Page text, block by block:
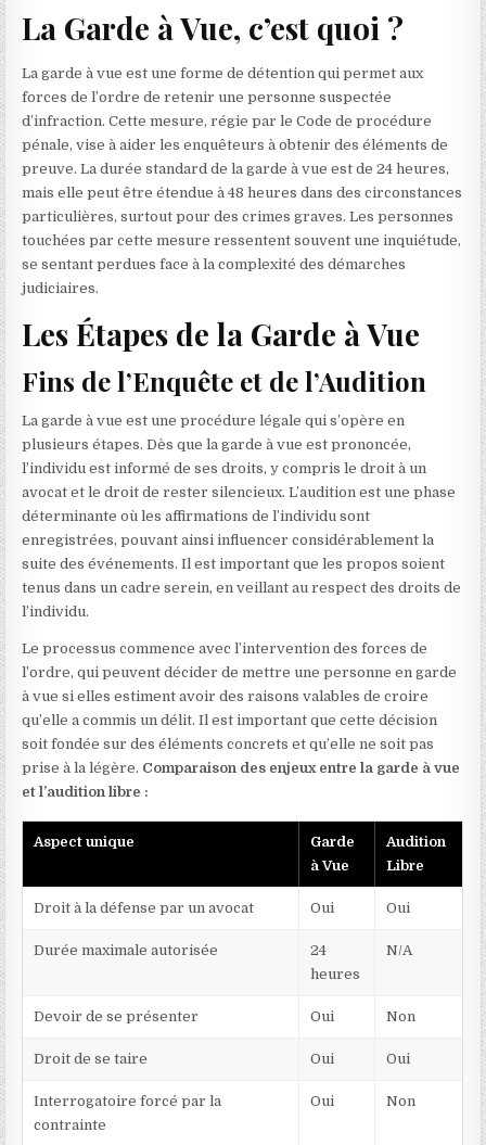
La Garde à Vue, c’est quoi ?
La garde à vue est une forme de détention qui permet aux
forces de l’ordre de retenir une personne suspectée
d’infraction. Cette mesure, régie par le Code de procédure
pénale, vise à aider les enquêteurs à obtenir des éléments de
preuve. La durée standard de la garde à vue est de 24 heures,
mais elle peut être étendue à 48 heures dans des circonstances
particulières, surtout pour des crimes graves. Les personnes
touchées par cette mesure ressentent souvent une inquiétude,
se sentant perdues face à la complexité des démarches
judiciaires.
Les Étapes de la Garde à Vue
Fins de l’Enquête et de l’Audition
La garde à vue est une procédure légale qui s’opère en
plusieurs étapes. Dès que la garde à vue est prononcée,
l’individu est informé de ses droits, y compris le droit à un
avocat et le droit de rester silencieux. L’audition est une phase
déterminante où les affirmations de l’individu sont
enregistrées, pouvant ainsi influencer considérablement la
suite des événements. Il est important que les propos soient
tenus dans un cadre serein, en veillant au respect des droits de
l’individu.
Le processus commence avec l’intervention des forces de
l’ordre, qui peuvent décider de mettre une personne en garde
à vue si elles estiment avoir des raisons valables de croire
qu’elle a commis un délit. Il est important que cette décision
soit fondée sur des éléments concrets et qu’elle ne soit pas
prise à la légère. Comparaison des enjeux entre la garde à vue
et l’audition libre :
Aspect unique
Garde
à Vue
Audition
Libre
Droit à la défense par un avocat Oui Oui
Durée maximale autorisée
24
heures
N/A
Devoir de se présenter Oui Non
Droit de se taire Oui Oui
Interrogatoire forcé par la
contrainte
Oui Non